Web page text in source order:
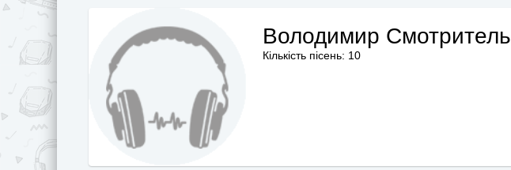
Володимир Смотритель
Кількість пісень: 10